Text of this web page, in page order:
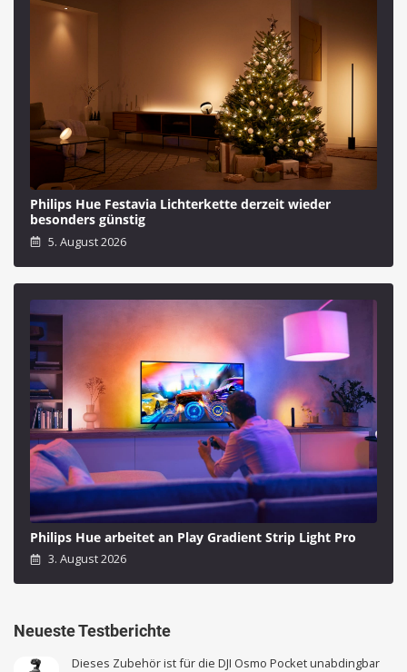
Philips Hue Festavia Lichterkette derzeit wieder
besonders günstig
5. August 2026
Philips Hue arbeitet an Play Gradient Strip Light Pro
3. August 2026
Neueste Testberichte
Dieses Zubehör ist für die DJI Osmo Pocket unabdingbar